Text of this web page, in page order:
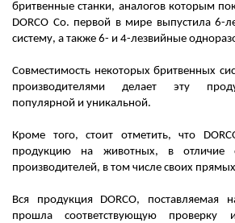
бритвенные станки, аналогов которым
DORCO Co. первой в мире выпустила 6-
систему, а также 6- и 4-лезвийные
Совместимость некоторых бритвенных
производителями делает эту
популярной и уникальной.
Кроме того, стоит отметить, что
продукцию на животных, в отличие
производителей, в том числе своих
Вся продукция DORCO, поставляемая
прошла соответствующую проверку